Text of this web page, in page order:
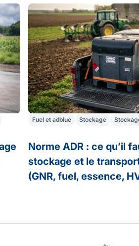
Fuel et adblue Stockage
Norme ADR : ce qu’il
stockage et le
(GNR, fuel, essence,